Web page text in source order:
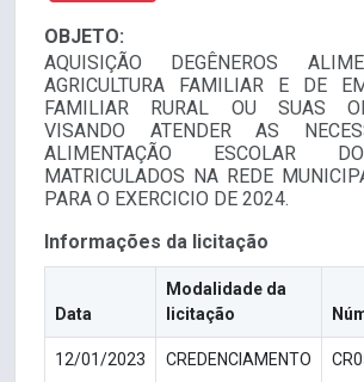
OBJETO:
AQUISIÇÃO DEGÊNEROS
AGRICULTURA FAMILIAR E DE
FAMILIAR RURAL OU SUAS
VISANDO ATENDER AS
ALIMENTAÇÃO ESCOLAR
MATRICULADOS NA REDE
PARA O EXERCICIO DE 2024.
Informações da licitação
Data
Modalidade da
licitação
12/01/2023 CREDENCIAMENTO